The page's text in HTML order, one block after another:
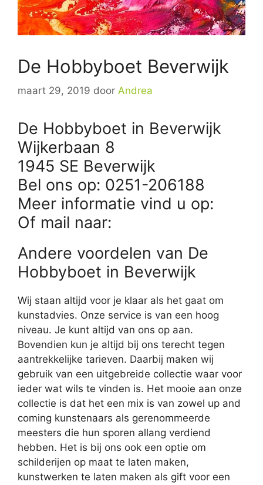
De Hobbyboet Beverwijk
maart 29, 2019 door Andrea
De Hobbyboet in Beverwijk
Wijkerbaan 8
1945 SE Beverwijk
Bel ons op: 0251-206188
Meer informatie vind u op:
Of mail naar:
Andere voordelen van De
Hobbyboet in Beverwijk
Wij staan altijd voor je klaar als het gaat om
kunstadvies. Onze service is van een hoog
niveau. Je kunt altijd van ons op aan.
Bovendien kun je altijd bij ons terecht tegen
aantrekkelijke tarieven. Daarbij maken wij
gebruik van een uitgebreide collectie waar voor
ieder wat wils te vinden is. Het mooie aan onze
collectie is dat het een mix is van zowel up and
coming kunstenaars als gerenommeerde
meesters die hun sporen allang verdiend
hebben. Het is bij ons ook een optie om
schilderijen op maat te laten maken,
kunstwerken te laten maken als gift voor een